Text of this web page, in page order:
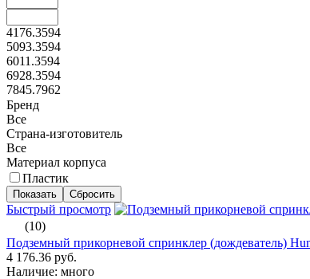
4176.3594
5093.3594
6011.3594
6928.3594
7845.7962
Бренд
Все
Страна-изготовитель
Все
Материал корпуса
Пластик
Быстрый просмотр
(10)
Подземный прикорневой спринклер (дождеватель)
4 176.36 руб.
Наличие: много